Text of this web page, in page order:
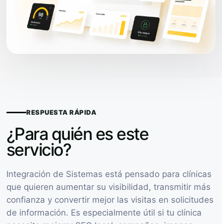
RESPUESTA RÁPIDA
¿Para quién es este
servicio?
Integración de Sistemas está pensado para clínicas
que quieren aumentar su visibilidad, transmitir más
confianza y convertir mejor las visitas en solicitudes
de información. Es especialmente útil si tu clínica